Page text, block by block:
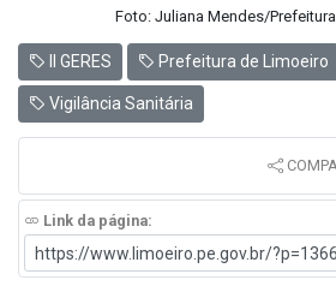
Foto: Juliana Mendes/
II GERES Prefeitura de Limoeiro
Vigilância Sanitária
Link da página: